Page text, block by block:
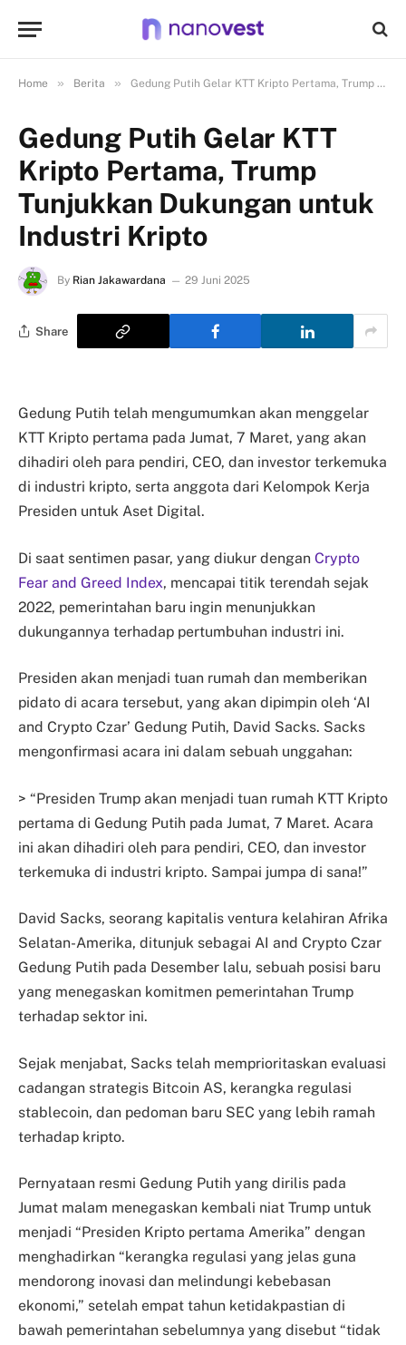
Home » Berita » Gedung Putih Gelar KTT Kripto Pertama, Trump Tunjukkan Dukungan untuk Industri Kripto
Gedung Putih Gelar KTT
Kripto Pertama, Trump
Tunjukkan Dukungan untuk
Industri Kripto
By Rian Jakawardana 29 Juni 2025
Share
Gedung Putih telah mengumumkan akan menggelar
KTT Kripto pertama pada Jumat, 7 Maret, yang akan
dihadiri oleh para pendiri, CEO, dan investor terkemuka
di industri kripto, serta anggota dari Kelompok Kerja
Presiden untuk Aset Digital.
Di saat sentimen pasar, yang diukur dengan Crypto
Fear and Greed Index, mencapai titik terendah sejak
2022, pemerintahan baru ingin menunjukkan
dukungannya terhadap pertumbuhan industri ini.
Presiden akan menjadi tuan rumah dan memberikan
pidato di acara tersebut, yang akan dipimpin oleh ‘AI
and Crypto Czar’ Gedung Putih, David Sacks. Sacks
mengonfirmasi acara ini dalam sebuah unggahan:
> “Presiden Trump akan menjadi tuan rumah KTT Kripto
pertama di Gedung Putih pada Jumat, 7 Maret. Acara
ini akan dihadiri oleh para pendiri, CEO, dan investor
terkemuka di industri kripto. Sampai jumpa di sana!”
David Sacks, seorang kapitalis ventura kelahiran Afrika
Selatan-Amerika, ditunjuk sebagai AI and Crypto Czar
Gedung Putih pada Desember lalu, sebuah posisi baru
yang menegaskan komitmen pemerintahan Trump
terhadap sektor ini.
Sejak menjabat, Sacks telah memprioritaskan evaluasi
cadangan strategis Bitcoin AS, kerangka regulasi
stablecoin, dan pedoman baru SEC yang lebih ramah
terhadap kripto.
Pernyataan resmi Gedung Putih yang dirilis pada
Jumat malam menegaskan kembali niat Trump untuk
menjadi “Presiden Kripto pertama Amerika” dengan
menghadirkan “kerangka regulasi yang jelas guna
mendorong inovasi dan melindungi kebebasan
ekonomi,” setelah empat tahun ketidakpastian di
bawah pemerintahan sebelumnya yang disebut “tidak